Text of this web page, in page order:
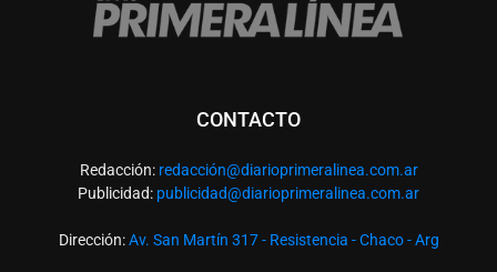
CONTACTO
Redacción: redacción@diarioprimeralinea.com.ar
Publicidad: publicidad@diarioprimeralinea.com.ar
Dirección:Av. San Martín 317 - Resistencia - Chaco - Arg